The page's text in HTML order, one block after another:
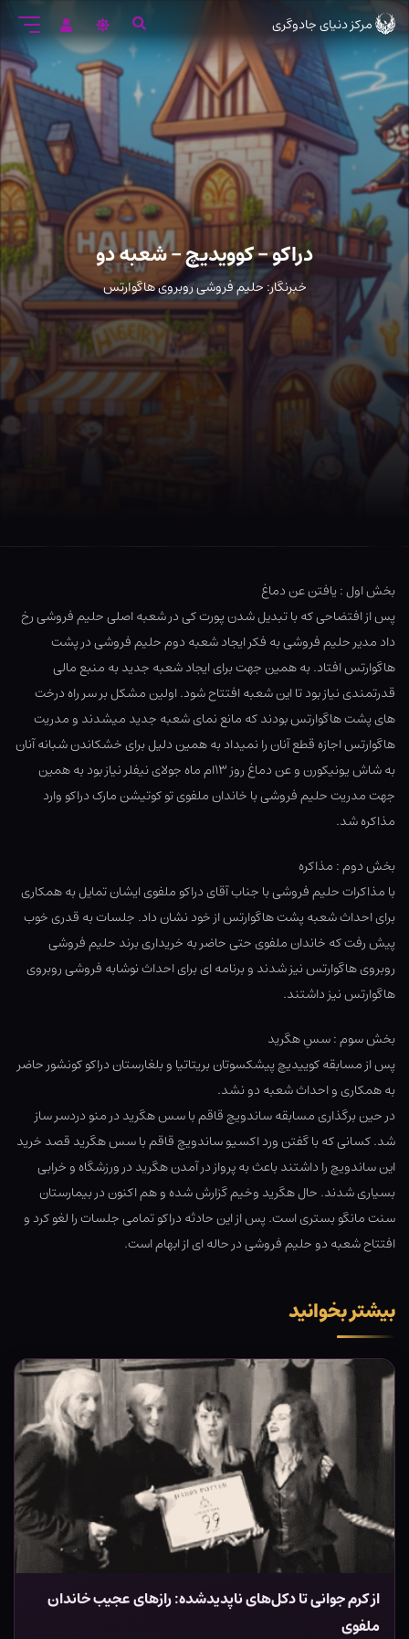
ورود
به
متن
اصلی
مرکز دنیای جادوگری
دراکو – کوویدیچ – شعبه دو
خبرنگار: حلیم فروشی روبروی هاگوارتس
بخش اول : یافتن عن دماغ
پس از افتضاحی که با تبدیل شدن پورت کی در شعبه اصلی حلیم فروشی رخ
داد مدیر حلیم فروشی به فکر ایجاد شعبه دوم حلیم فروشی در پشت
هاگوارتس افتاد. به همین جهت برای ایجاد شعبه جدید به منبع مالی
قدرتمندی نیاز بود تا این شعبه افتتاح شود. اولین مشکل بر سر راه درخت
های پشت هاگوارتس بودند که مانع نمای شعبه جدید میشدند و مدریت
هاگوارتس اجازه قطع آنان را نمیداد به همین دلیل برای خشکاندن شبانه آنان
به شاش یونیکورن و عن دماغ روز ۱۳ام ماه جولای نیفلر نیاز بود به همین
جهت مدریت حلیم فروشی با خاندان ملفوی تو کوتیشن مارک دراکو وارد
مذاکره شد.
بخش دوم : مذاکره
با مذاکرات حلیم فروشی با جناب آقای دراکو ملفوی ایشان تمایل به همکاری
برای احداث شعبه پشت هاگوارتس از خود نشان داد. جلسات به قدری خوب
پیش رفت که خاندان ملفوی حتی حاضر به خریداری برند حلیم فروشی
روبروی هاگوارتس نیز شدند و برنامه ای برای احداث نوشابه فروشی روبروی
هاگوارتس نیز داشتند.
بخش سوم : سسِ هگرید
پس از مسابقه کوییدیچ پیشکسوتان بریتاتیا و بلغارستان دراکو کونشور حاضر
به همکاری و احداث شعبه دو نشد.
در حین برگذاری مسابقه ساندویچ قاقم با سس هگرید در منو دردسر ساز
شد. کسانی که با گفتن ورد اکسیو ساندویچ قاقم با سس هگرید قصد خرید
این ساندویچ را داشتند باعث به پرواز در آمدن هگرید در ورزشگاه و خرابی
بسیاری شدند. حال هگرید وخیم گزارش شده و هم اکنون در بیمارستان
سنت مانگو بستری است. پس از این حادثه دراکو تمامی جلسات را لغو کرد و
افتتاح شعبه دو حلیم فروشی در حاله ای از ابهام است.
بیشتر بخوانید
از کرم جوانی تا دکل‌های ناپدیدشده: رازهای عجیب خاندان
ملفوی